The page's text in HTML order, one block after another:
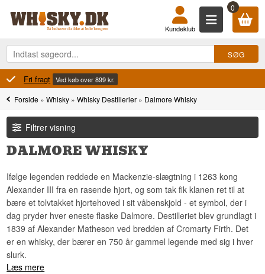
0
Kundeklub
100% Danskejet Ejet og drevet i Danmark
Forside »Whisky »Whisky Destillerier » Dalmore Whisky
Filtrer visning
DALMORE WHISKY
Ifølge legenden reddede en Mackenzie-slægtning i 1263 kong
Alexander III fra en rasende hjort, og som tak fik klanen ret til at
bære et tolvtakket hjortehoved i sit våbenskjold - et symbol, der i
dag pryder hver eneste flaske Dalmore. Destilleriet blev grundlagt i
1839 af Alexander Matheson ved bredden af Cromarty Firth. Det
er en whisky, der bærer en 750 år gammel legende med sig i hver
slurk.
Læs mere